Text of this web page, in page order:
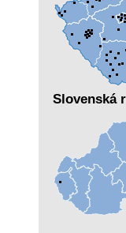
Slovenská